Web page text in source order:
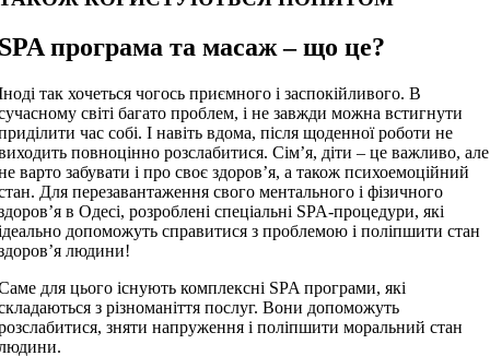
програма та масаж – що це?
так хочеться чогось приємного і заспокійливого. В
світі багато проблем, і не завжди можна встигнути
час собі. І навіть вдома, після щоденної роботи не
повноцінно розслабитися. Сім’я, діти – це важливо, але
варто забувати і про своє здоров’я, а також психоемоційний
Для перезавантаження свого ментального і фізичного
в Одесі, розроблені спеціальні SPA-процедури, які
допоможуть справитися з проблемою і поліпшити стан
людини!
для цього існують комплексні SPA програми, які
з різноманіття послуг. Вони допоможуть
зняти напруження і поліпшити моральний стан